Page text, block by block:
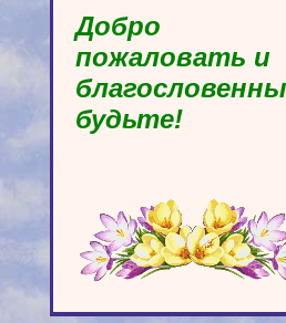
Добро
пожаловать и
благословенны
будьте!